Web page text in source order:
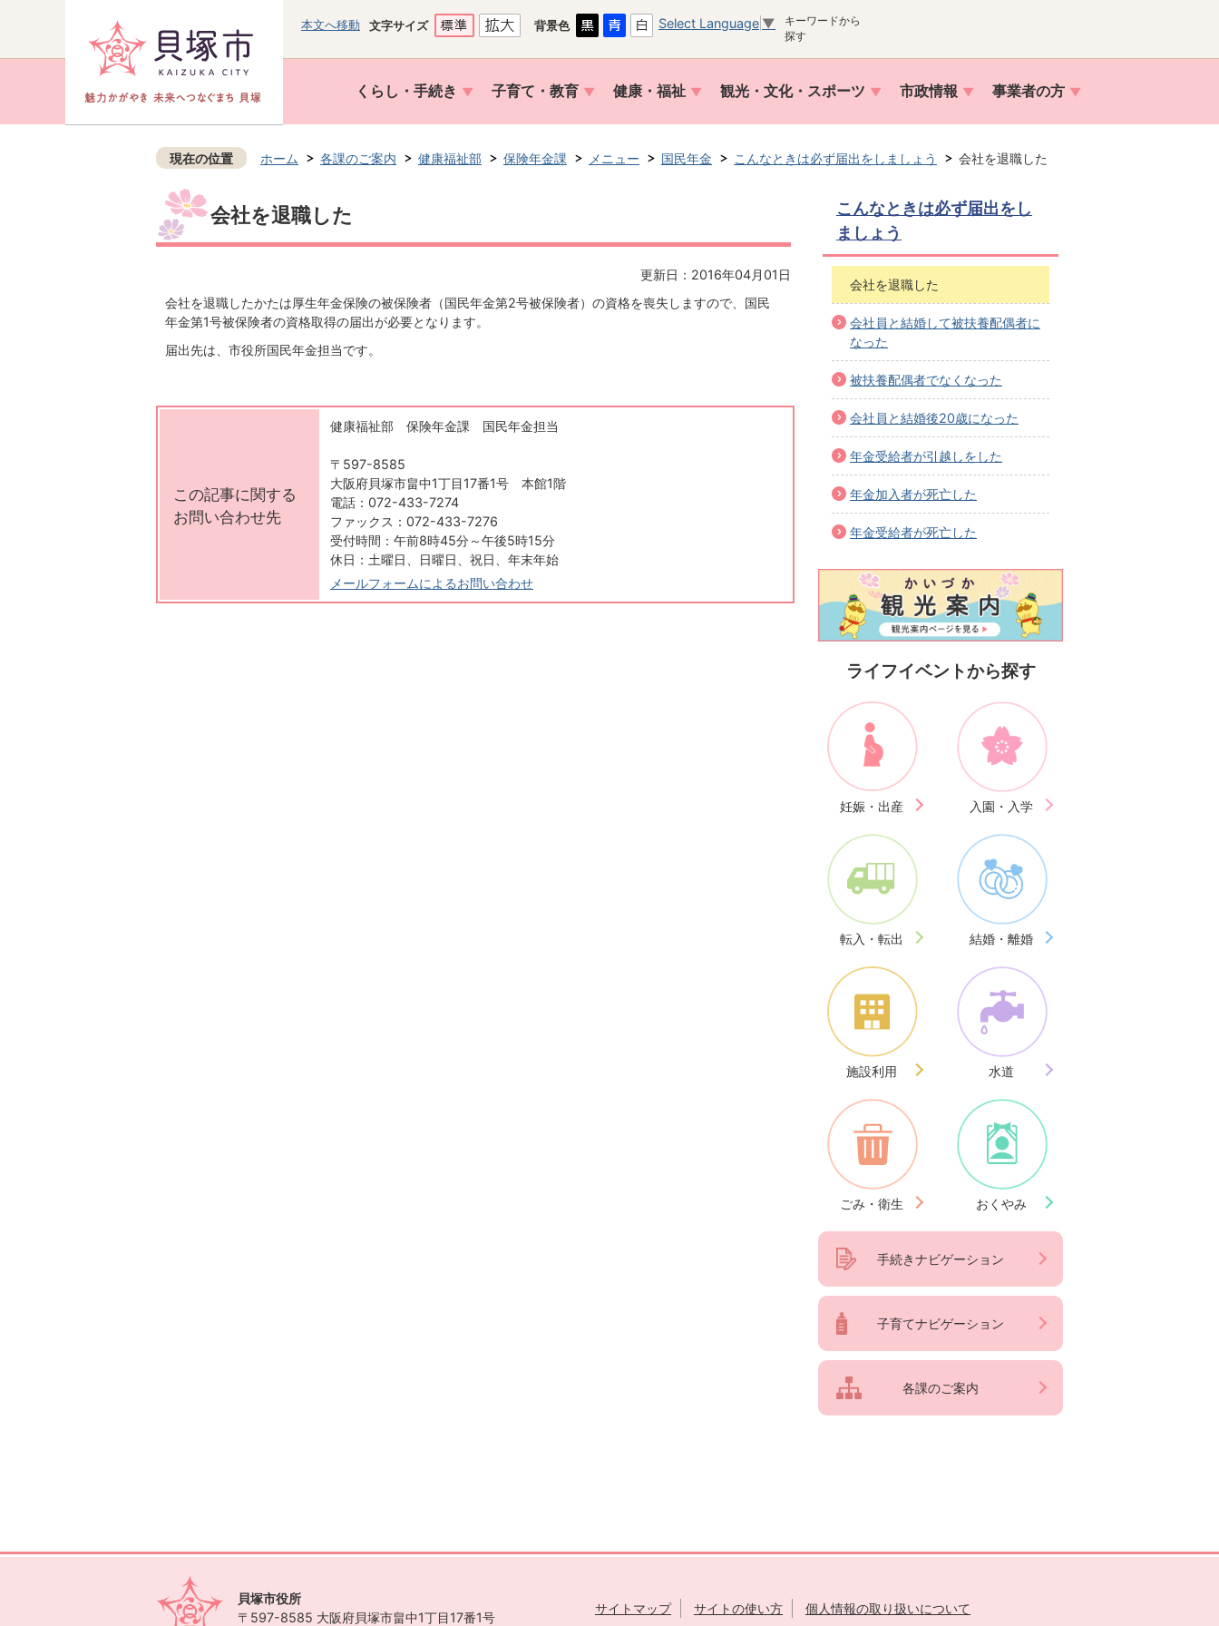
本文へ移動 文字サイズ 背景色 Select Language ▼
キーワードから
探す
くらし・手続き 子育て・教育 健康・福祉 観光・文化・スポーツ 市政情報 事業者の方
現在の位置 ホーム 各課のご案内 健康福祉部 保険年金課 メニュー 国民年金 こんなときは必ず届出をしましょう 会社を退職した
会社を退職した
更新日：2016年04月01日
会社を退職したかたは厚生年金保険の被保険者（国民年金第2号被保険者）の資格を喪失しますので、国民
年金第1号被保険者の資格取得の届出が必要となります。
届出先は、市役所国民年金担当です。
この記事に関する
お問い合わせ先
健康福祉部 保険年金課 国民年金担当
〒597-8585
大阪府貝塚市畠中1丁目17番1号 本館1階
電話：072-433-7274
ファックス：072-433-7276
受付時間：午前8時45分～午後5時15分
休日：土曜日、日曜日、祝日、年末年始
メールフォームによるお問い合わせ
こんなときは必ず届出をし
ましょう
会社を退職した
会社員と結婚して被扶養配偶者に
なった
被扶養配偶者でなくなった
会社員と結婚後20歳になった
年金受給者が引越しをした
年金加入者が死亡した
年金受給者が死亡した
ライフイベントから探す
妊娠・出産 入園・入学
転入・転出 結婚・離婚
施設利用 水道
ごみ・衛生 おくやみ
手続きナビゲーション
子育てナビゲーション
各課のご案内
貝塚市役所
〒597-8585 大阪府貝塚市畠中1丁目17番1号
サイトマップ サイトの使い方 個人情報の取り扱いについて